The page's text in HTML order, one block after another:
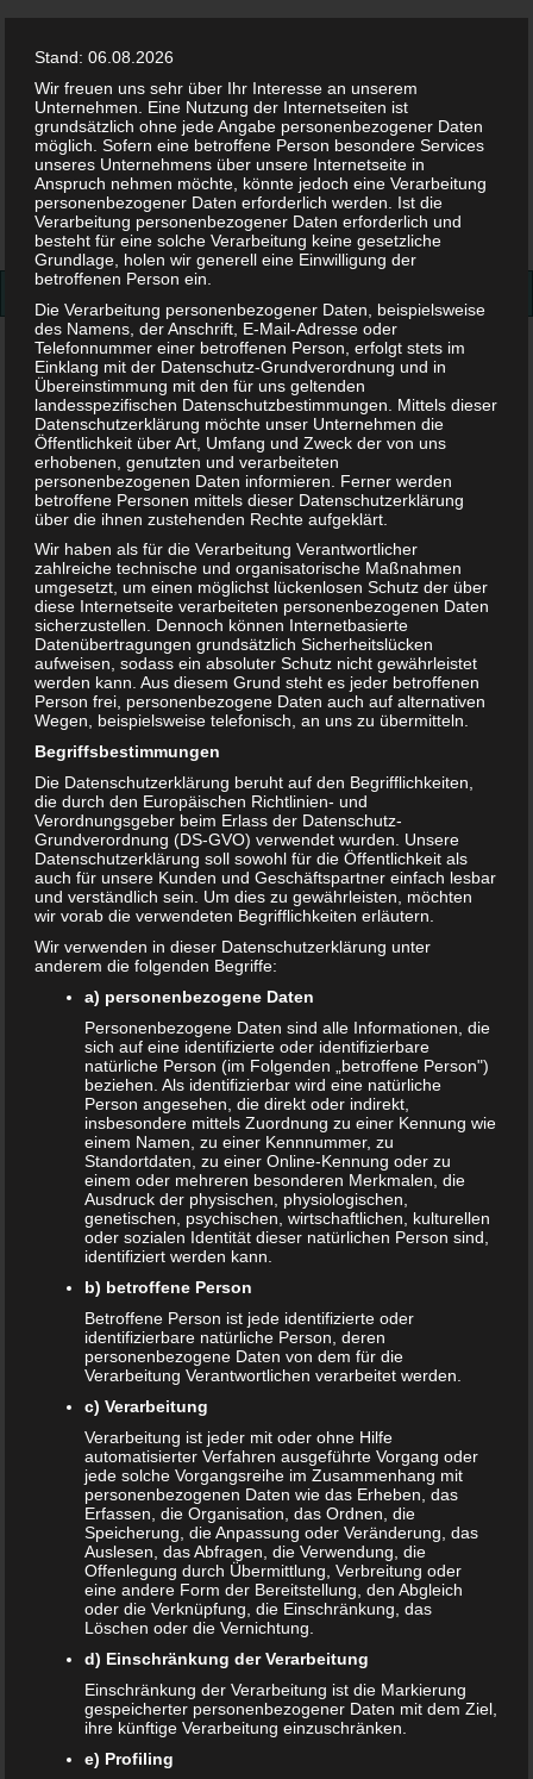
Facebook
Twitter
Suchen
nach:
Spielen&Basteln >Spiele>Reisen – 10 Kinderspiele für
unterwegs
Reisen – 10 Kinderspiele für
unterwegs
23. JULI 2018
Ist es noch weit? Wie lange noch? Diese zwei Fragen sind
wohl die meistgefragten Fragen auf jeder Reise mit einem
kleinen Kind. Insbesondere zur Sommerzeit wenn die
weiten Fahrten, womöglich sogar ins Ausland, anstehen
beginnt eine harte Zeit für alle autofahrenden Eltern.
Langeweile vertreiben
Kinderspiele für unterwegs
Für Kinder
sind lange
Reisen oder
lange
Autofahrten
immer
furchtbar
anstrengend.
Wird nicht
geschlafen
dann geht die
Zeit einfach
nicht rum. Dabei sollte man ruhig auf Smartphone, Tablets
und andere elektronische Geräte verzichten. Warum also
nicht einfach ein paar einfache Spiele unterwegs spielen
und die Langeweile vertreiben? Es bieten sich vor allem
Spiele mit einfachen Regeln an. Diese werden schnell
verstanden und es gibt keinen Streit wegen
Regelverstößen. Folgende 10 Spiele machen auf jeder Reise
Schere-Stein-Papier
Der Klassiker unter allen Gelgenheitsspielen ab 2
Mitspielern. Alle Spiele ballen gleichzeitig ihre Hand zu
einer Faust. Während der Worte ‚Schnick, Schnack,
Schnuck‘ wird die Faust hin und her geschwungen. Direkt
nach dem Aussprechen der drei Worte wird die Hand zu
einem der drei Symbole geformt:
Schere (Zeigefinger und Mittelfinger gespreizt, alle
anderen Finger zeigen zur Person)
Stein (eine Faust)
Papier (flache Hand)
Die weiteren Regeln sind relativ einfach. Die Schere
Stand: 06.08.2026
Wir freuen uns sehr über Ihr Interesse an unserem
Unternehmen. Eine Nutzung der Internetseiten ist
grundsätzlich ohne jede Angabe personenbezogener Daten
möglich. Sofern eine betroffene Person besondere Services
unseres Unternehmens über unsere Internetseite in
Anspruch nehmen möchte, könnte jedoch eine Verarbeitung
personenbezogener Daten erforderlich werden. Ist die
Verarbeitung personenbezogener Daten erforderlich und
besteht für eine solche Verarbeitung keine gesetzliche
Grundlage, holen wir generell eine Einwilligung der
betroffenen Person ein.
Die Verarbeitung personenbezogener Daten, beispielsweise
des Namens, der Anschrift, E-Mail-Adresse oder
Telefonnummer einer betroffenen Person, erfolgt stets im
Einklang mit der Datenschutz-Grundverordnung und in
Übereinstimmung mit den für uns geltenden
landesspezifischen Datenschutzbestimmungen. Mittels dieser
Datenschutzerklärung möchte unser Unternehmen die
Öffentlichkeit über Art, Umfang und Zweck der von uns
erhobenen, genutzten und verarbeiteten
personenbezogenen Daten informieren. Ferner werden
betroffene Personen mittels dieser Datenschutzerklärung
über die ihnen zustehenden Rechte aufgeklärt.
Wir haben als für die Verarbeitung Verantwortlicher
zahlreiche technische und organisatorische Maßnahmen
umgesetzt, um einen möglichst lückenlosen Schutz der über
diese Internetseite verarbeiteten personenbezogenen Daten
sicherzustellen. Dennoch können Internetbasierte
Datenübertragungen grundsätzlich Sicherheitslücken
aufweisen, sodass ein absoluter Schutz nicht gewährleistet
werden kann. Aus diesem Grund steht es jeder betroffenen
Person frei, personenbezogene Daten auch auf alternativen
Wegen, beispielsweise telefonisch, an uns zu übermitteln.
Begriffsbestimmungen
Die Datenschutzerklärung beruht auf den Begrifflichkeiten,
die durch den Europäischen Richtlinien- und
Verordnungsgeber beim Erlass der Datenschutz-
Grundverordnung (DS-GVO) verwendet wurden. Unsere
Datenschutzerklärung soll sowohl für die Öffentlichkeit als
auch für unsere Kunden und Geschäftspartner einfach lesbar
und verständlich sein. Um dies zu gewährleisten, möchten
wir vorab die verwendeten Begrifflichkeiten erläutern.
Wir verwenden in dieser Datenschutzerklärung unter
anderem die folgenden Begriffe:
a) personenbezogene Daten
Personenbezogene Daten sind alle Informationen, die
sich auf eine identifizierte oder identifizierbare
natürliche Person (im Folgenden „betroffene Person")
beziehen. Als identifizierbar wird eine natürliche
Person angesehen, die direkt oder indirekt,
insbesondere mittels Zuordnung zu einer Kennung wie
einem Namen, zu einer Kennnummer, zu
Standortdaten, zu einer Online-Kennung oder zu
einem oder mehreren besonderen Merkmalen, die
Ausdruck der physischen, physiologischen,
genetischen, psychischen, wirtschaftlichen, kulturellen
oder sozialen Identität dieser natürlichen Person sind,
identifiziert werden kann.
b) betroffene Person
Betroffene Person ist jede identifizierte oder
identifizierbare natürliche Person, deren
personenbezogene Daten von dem für die
Verarbeitung Verantwortlichen verarbeitet werden.
c) Verarbeitung
Verarbeitung ist jeder mit oder ohne Hilfe
automatisierter Verfahren ausgeführte Vorgang oder
jede solche Vorgangsreihe im Zusammenhang mit
personenbezogenen Daten wie das Erheben, das
Erfassen, die Organisation, das Ordnen, die
Speicherung, die Anpassung oder Veränderung, das
Auslesen, das Abfragen, die Verwendung, die
Offenlegung durch Übermittlung, Verbreitung oder
eine andere Form der Bereitstellung, den Abgleich
oder die Verknüpfung, die Einschränkung, das
Löschen oder die Vernichtung.
d) Einschränkung der Verarbeitung
Einschränkung der Verarbeitung ist die Markierung
gespeicherter personenbezogener Daten mit dem Ziel,
ihre künftige Verarbeitung einzuschränken.
e) Profiling